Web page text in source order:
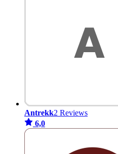
Antrekk2 Reviews
6,0